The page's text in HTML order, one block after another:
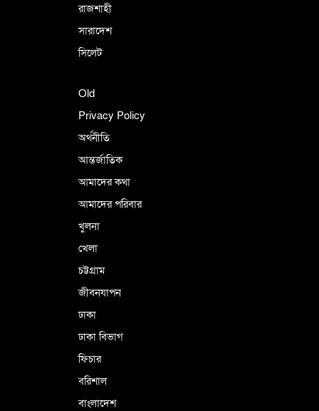
রাজশাহী
সারাদেশ
সিলেট
Old
Privacy Policy
অর্থনীতি
আন্তর্জাতিক
আমাদের কথা
আমাদের পরিবার
খুলনা
খেলা
চট্টগ্রাম
জীবনযাপন
ঢাকা
ঢাকা বিভাগ
ফিচার
বরিশাল
বাংলাদেশ